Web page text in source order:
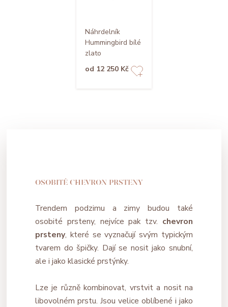
Náhrdelník
Hummingbird bílé
zlato
od 12 250 Kč
OSOBITÉ CHEVRON PRSTENY
Trendem podzimu a zimy budou také
osobité prsteny, nejvíce pak tzv. chevron
prsteny, které se vyznačují svým typickým
tvarem do špičky. Dají se nosit jako snubní,
ale i jako klasické prstýnky.
Lze je různě kombinovat, vrstvit a nosit na
libovolném prstu. Jsou velice oblíbené i jako